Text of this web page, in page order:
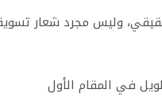
وليس مجرد شعار
في المقام الأول